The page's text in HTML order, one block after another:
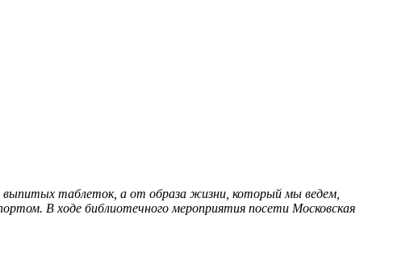
выпитых таблеток, а от образа жизни, который мы ведем,
В ходе библиотечного мероприятия посети Московская